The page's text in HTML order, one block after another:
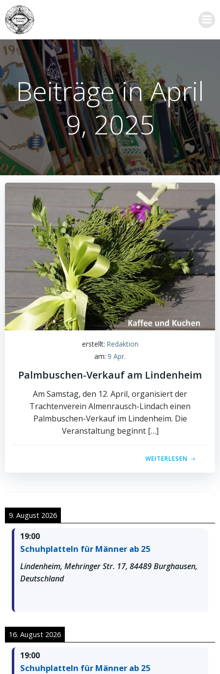
Beiträge in April
9, 2025
erstellt: Redaktion
am: 9 Apr.
Palmbuschen-Verkauf am Lindenheim
Am Samstag, den 12. April, organisiert der
Trachtenverein Almenrausch-Lindach einen
Palmbuschen-Verkauf im Lindenheim. Die
Veranstaltung beginnt […]
WEITERLESEN
9. August 2026
19:00
Schuhplatteln für Männer ab 25
Lindenheim, Mehringer Str. 17, 84489 Burghausen,
Deutschland
16. August 2026
19:00
Schuhplatteln für Männer ab 25